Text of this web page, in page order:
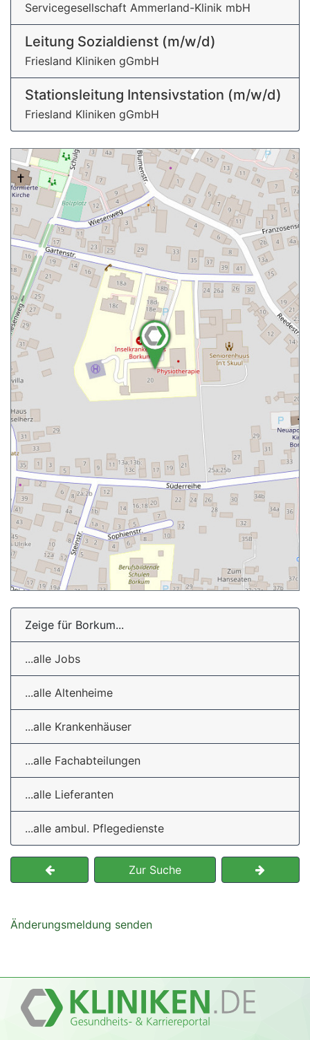
Servicegesellschaft Ammerland-Klinik mbH
Leitung Sozialdienst (m/w/d)
Friesland Kliniken gGmbH
Stationsleitung Intensivstation (m/w/d)
Friesland Kliniken gGmbH
Zeige für Borkum...
...alle Jobs
...alle Altenheime
...alle Krankenhäuser
...alle Fachabteilungen
...alle Lieferanten
...alle ambul. Pflegedienste
Zur Suche
Änderungsmeldung senden